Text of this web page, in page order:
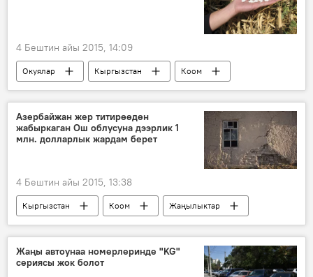
4 Бештин айы 2015, 14:09
Окуялар Кыргызстан
Коом
Жаңылыктар
Түркия
төө буурчак
экспорт
Россия
Азербайжан жер титирөөдөн
жабыркаган Ош облусуна дээрлик 1
млн. долларлык жардам берет
4 Бештин айы 2015, 13:38
Кыргызстан Коом
Жаңылыктар
Кыргызстандын түштүгүндө болгон жер титирөө
Жаңы автоунаа номерлеринде "KG"
сериясы жок болот